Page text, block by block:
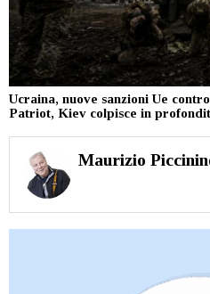
Ucraina, nuove sanzioni Ue
Patriot, Kiev colpisce in
Maurizio